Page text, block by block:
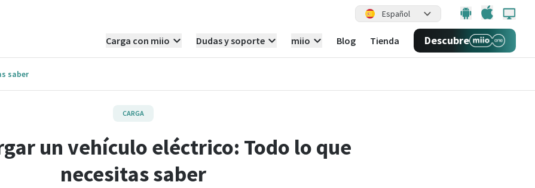
Español
Carga con miio Dudas y soporte miio Blog Tienda Descubre
saber
CARGA
un vehículo eléctrico: Todo lo que
necesitas saber